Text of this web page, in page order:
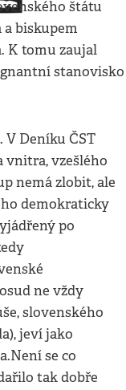
štátu
biskupem
K tomu zaujal
stanovisko
V Deníku ČST
vnitra, vzešlého
nemá zlobit, ale
demokraticky
po
ne vždy
slovenského
jeví jako
se co
tak dobře